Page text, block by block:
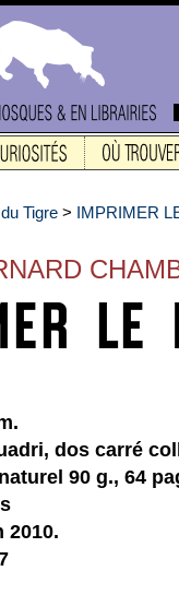
Tigre > IMPRIMER
dos carré
90 g., 64